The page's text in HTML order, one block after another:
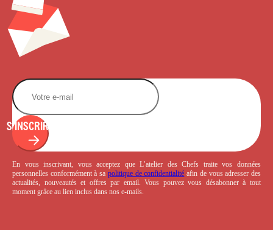
S'INSCRIRE
En vous inscrivant, vous acceptez que L’atelier des Chefs traite vos données
personnelles conformément à sa politique de confidentialité afin de vous adresser des
actualités, nouveautés et offres par email. Vous pouvez vous désabonner à tout
moment grâce au lien inclus dans nos e-mails.